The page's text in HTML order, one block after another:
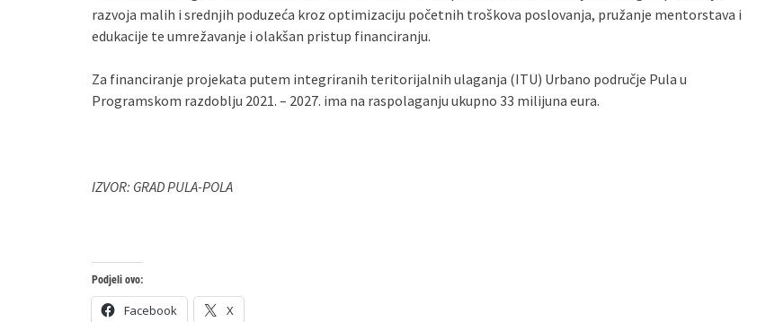
razvoja malih i srednjih poduzeća kroz optimizaciju početnih troškova poslovanja, pružanje mentorstava i
edukacije te umrežavanje i olakšan pristup financiranju.
Za financiranje projekata putem integriranih teritorijalnih ulaganja (ITU) Urbano područje Pula u
Programskom razdoblju 2021. – 2027. ima na raspolaganju ukupno 33 milijuna eura.
IZVOR: GRAD PULA-POLA
Podjeli ovo:
Facebook X